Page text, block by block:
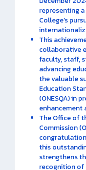
representing
College’s
This
collaborative
faculty, staff,
advancing
the valuable
Education
(ONESQA) in
enhancement
The Office of
Commission
this
strengthens
recognition of